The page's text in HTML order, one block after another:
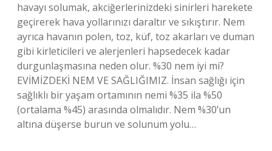
havayı solumak, akciğerlerinizdeki sinirleri harekete
geçirerek hava yollarınızı daraltır ve sıkıştırır. Nem
ayrıca havanın polen, toz, küf, toz akarları ve duman
gibi kirleticileri ve alerjenleri hapsedecek kadar
durgunlaşmasına neden olur. %30 nem iyi mi?
EVİMİZDEKİ NEM VE SAĞLIĞIMIZ. İnsan sağlığı için
sağlıklı bir yaşam ortamının nemi %35 ila %50
(ortalama %45) arasında olmalıdır. Nem %30’un
altına düşerse burun ve solunum yolu…